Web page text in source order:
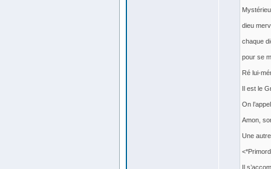
dieu
chaque
pour se
Ré lui-
Il est le
On
Amon,
Une
Il